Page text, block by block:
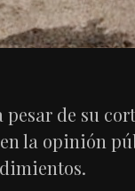
de su
la opinión